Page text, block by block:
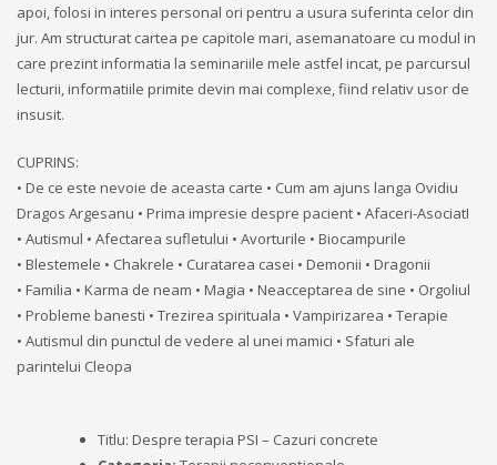
apoi, folosi in interes personal ori pentru a usura suferinta celor din
jur. Am structurat cartea pe capitole mari, asemanatoare cu modul in
care prezint informatia la seminariile mele astfel incat, pe parcursul
lecturii, informatiile primite devin mai complexe, fiind relativ usor de
insusit.
CUPRINS:
• De ce este nevoie de aceasta carte • Cum am ajuns langa Ovidiu
Dragos Argesanu • Prima impresie despre pacient • Afaceri-AsociatI
• Autismul • Afectarea sufletului • Avorturile • Biocampurile
• Blestemele • Chakrele • Curatarea casei • Demonii • Dragonii
• Familia • Karma de neam • Magia • Neacceptarea de sine • Orgoliul
• Probleme banesti • Trezirea spirituala • Vampirizarea • Terapie
• Autismul din punctul de vedere al unei mamici • Sfaturi ale
parintelui Cleopa
Titlu: Despre terapia PSI – Cazuri concrete